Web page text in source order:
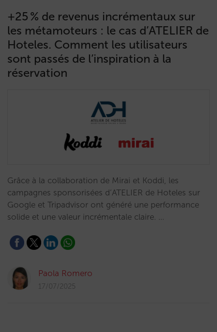
+25 % de revenus incrémentaux sur
les métamoteurs : le cas d’ATELIER de
Hoteles. Comment les utilisateurs
sont passés de l’inspiration à la
réservation
Grâce à la collaboration de Mirai et Koddi, les
campagnes sponsorisées d’ATELIER de Hoteles sur
Google et Tripadvisor ont généré une performance
solide et une valeur incrémentale claire. …
Paola Romero
17/07/2025